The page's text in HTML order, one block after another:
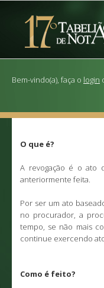
Dúvidas?
Bem-vindo(a), faça o login
O que é?
A revogação é o ato
anteriormente feita.
Por ser um ato
no procurador, a
tempo, se não mais
continue exercendo
Como é feito?